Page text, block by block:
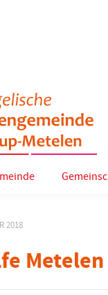
2018
Metelen